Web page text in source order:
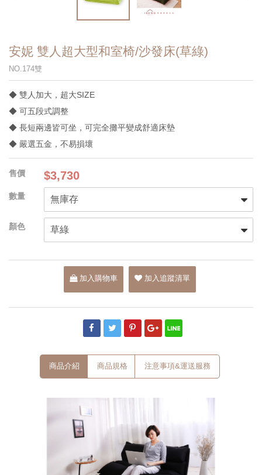
安妮 雙人超大型和室椅/沙發床(草綠)
NO.174雙
◆ 雙人加大，超大SIZE
◆ 可五段式調整
◆ 長短兩邊皆可坐，可完全攤平變成舒適床墊
◆ 嚴選五金，不易損壞
$3,730
加入購物車 加入追蹤清單
商品介紹 商品規格 注意事項&運送服務